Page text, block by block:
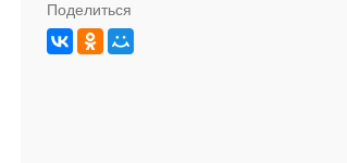
Поделиться